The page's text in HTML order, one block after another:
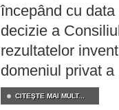
începând cu
decizie a
rezultatelor
domeniul privat a
CITEŞTE MAI MULT...